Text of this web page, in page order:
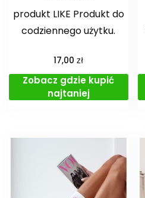
produkt LIKE Produkt do
codziennego użytku.
17,00zł
Zobacz gdzie kupić
najtaniej